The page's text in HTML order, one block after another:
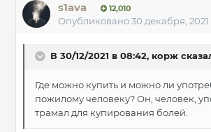
s1ava 12,010
Опубликовано30 декабря, 2021
В 30/12/2021 в 08:42, корж
Где можно купить и можно ли
пожилому человеку? Он, человек,
трамал для купирования болей.